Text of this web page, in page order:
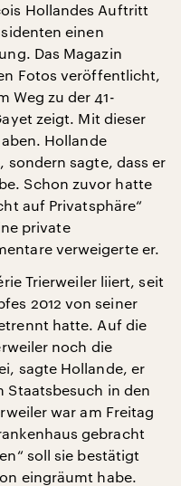
Hollandes Auftritt
einen
Das Magazin
Fotos veröffentlicht,
Weg zu der 41-
zeigt. Mit dieser
Hollande
sagte, dass er
Schon zuvor hatte
auf Privatsphäre“
private
verweigerte er.
Trierweiler liiert, seit
2012 von seiner
hatte. Auf die
noch die
sagte Hollande, er
Staatsbesuch in den
war am Freitag
gebracht
soll sie bestätigt
eingräumt habe.